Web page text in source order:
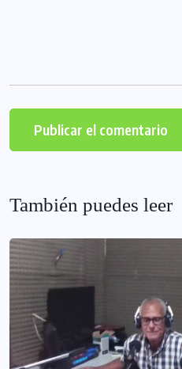
También puedes leer